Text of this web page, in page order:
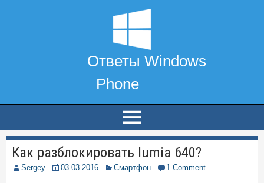
Как разблокировать lumia 640?
Sergey 03.03.2016 Смартфон 1 Comment